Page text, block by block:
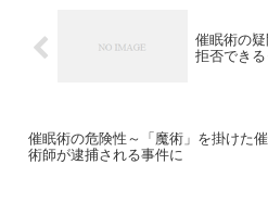
催眠術の
拒否でき
催眠術の危険性～「魔術」を掛けた
術師が逮捕される事件に